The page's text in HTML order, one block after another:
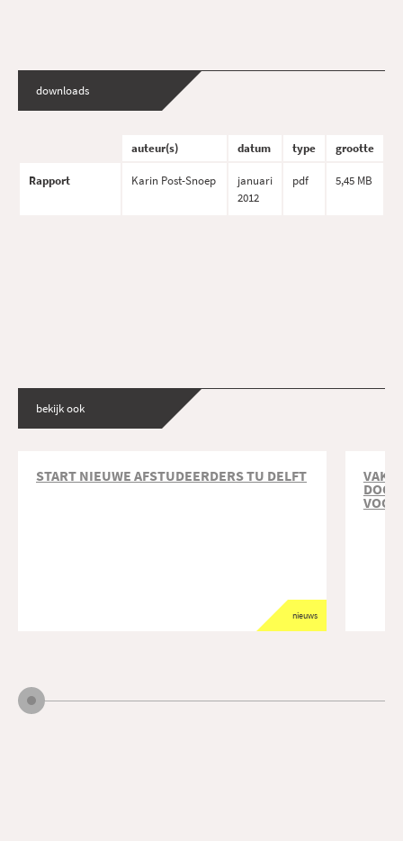
downloads
auteur(s) datum type grootte
Rapport Karin Post-Snoep
januari
2012
pdf 5,45 MB
bekijk ook
nieuws
START NIEUWE AFSTUDEERDERS TU DELFT